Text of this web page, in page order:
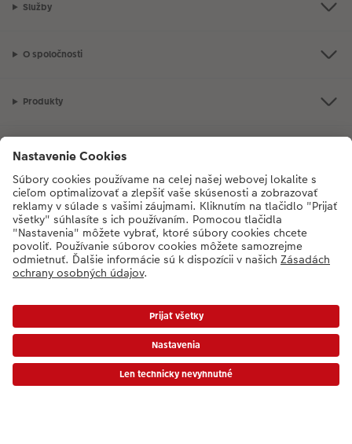
Služby
O spoločnosti
Produkty
Naše odporúčania
Ak máte akékoľvek otázky týkajúce sa produktov alebo objednávok,
* Ceny sú vrátane DPH a bez poplatku za doručenie podľa platného cenníka.
Ceny a dodacie termíny